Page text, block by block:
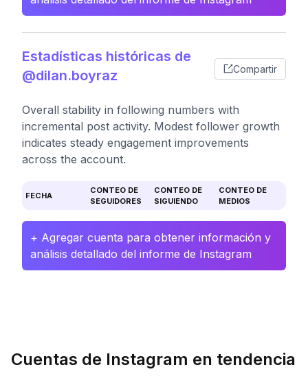
Estadísticas históricas de
@dilan.boyraz
Compartir
Overall stability in following numbers with
incremental post activity. Modest follower growth
indicates steady engagement improvements
across the account.
FECHA
CONTEO DE
SEGUIDORES
CONTEO DE
SIGUIENDO
CONTEO DE
MEDIOS
+ Agregar cuenta para obtener información y
análisis detallado del informe de Instagram
Cuentas de Instagram en tendencia